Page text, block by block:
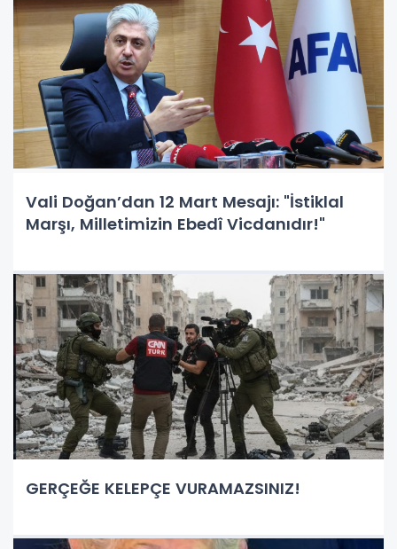
Vali Doğan’dan 12 Mart Mesajı: "İstiklal
Marşı, Milletimizin Ebedî Vicdanıdır!"
GERÇEĞE KELEPÇE VURAMAZSINIZ!